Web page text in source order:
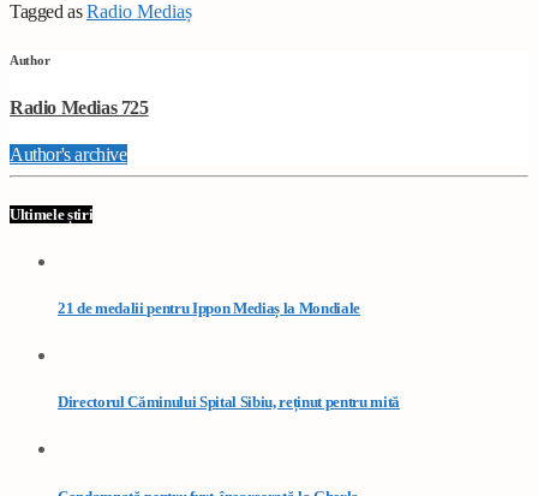
Tagged asRadio Mediaș
Author
Radio Medias 725
Author's archive
Ultimele știri
21 de medalii pentru Ippon Mediaș la Mondiale
Directorul Căminului Spital Sibiu, reținut pentru mită